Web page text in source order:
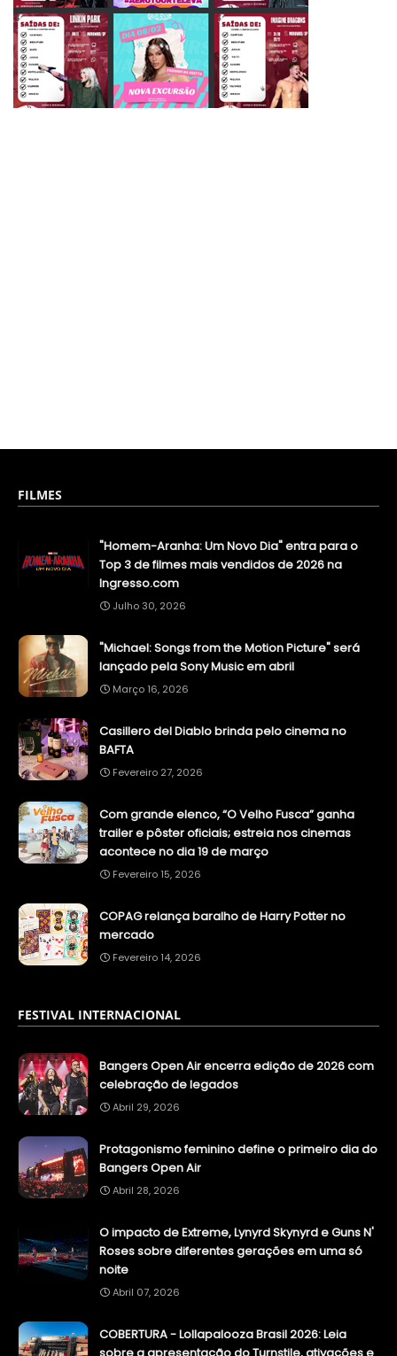
FILMES
"Homem-Aranha: Um Novo Dia" entra para o
Top 3 de filmes mais vendidos de 2026 na
Ingresso.com
Julho 30, 2026
"Michael: Songs from the Motion Picture" será
lançado pela Sony Music em abril
Março 16, 2026
Casillero del Diablo brinda pelo cinema no
BAFTA
Fevereiro 27, 2026
Com grande elenco, “O Velho Fusca” ganha
trailer e pôster oficiais; estreia nos cinemas
acontece no dia 19 de março
Fevereiro 15, 2026
COPAG relança baralho de Harry Potter no
mercado
Fevereiro 14, 2026
FESTIVAL INTERNACIONAL
Bangers Open Air encerra edição de 2026 com
celebração de legados
Abril 29, 2026
Protagonismo feminino define o primeiro dia do
Bangers Open Air
Abril 28, 2026
O impacto de Extreme, Lynyrd Skynyrd e Guns N'
Roses sobre diferentes gerações em uma só
noite
Abril 07, 2026
COBERTURA - Lollapalooza Brasil 2026: Leia